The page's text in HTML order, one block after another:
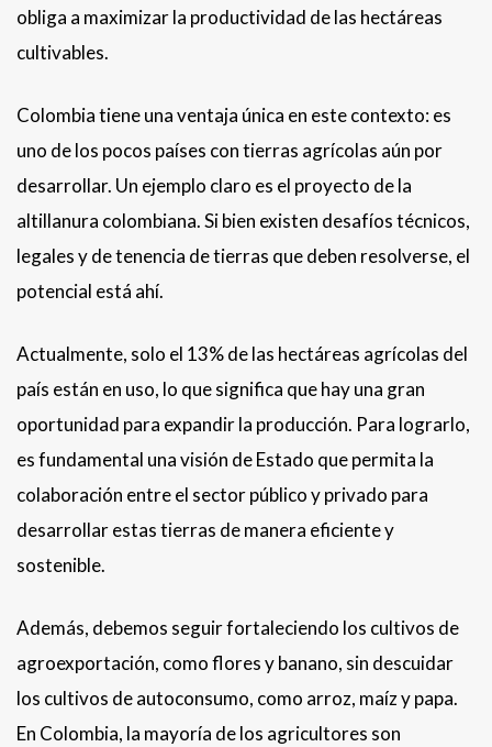
obliga a maximizar la productividad de las hectáreas
cultivables.
Colombia tiene una ventaja única en este contexto: es
uno de los pocos países con tierras agrícolas aún por
desarrollar. Un ejemplo claro es el proyecto de la
altillanura colombiana. Si bien existen desafíos técnicos,
legales y de tenencia de tierras que deben resolverse, el
potencial está ahí.
Actualmente, solo el 13% de las hectáreas agrícolas del
país están en uso, lo que significa que hay una gran
oportunidad para expandir la producción. Para lograrlo,
es fundamental una visión de Estado que permita la
colaboración entre el sector público y privado para
desarrollar estas tierras de manera eficiente y
sostenible.
Además, debemos seguir fortaleciendo los cultivos de
agroexportación, como flores y banano, sin descuidar
los cultivos de autoconsumo, como arroz, maíz y papa.
En Colombia, la mayoría de los agricultores son